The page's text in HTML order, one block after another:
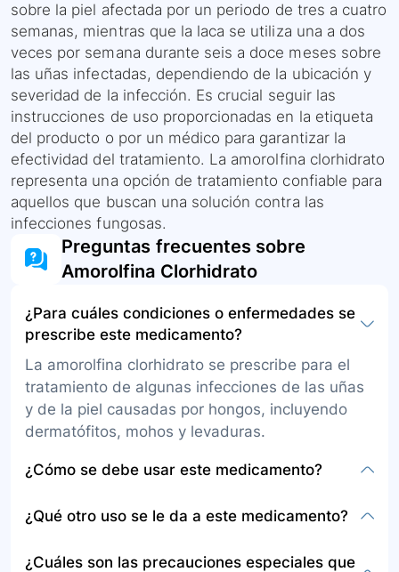
sobre la piel afectada por un periodo de tres a cuatro
semanas, mientras que la laca se utiliza una a dos
veces por semana durante seis a doce meses sobre
las uñas infectadas, dependiendo de la ubicación y
severidad de la infección. Es crucial seguir las
instrucciones de uso proporcionadas en la etiqueta
del producto o por un médico para garantizar la
efectividad del tratamiento. La amorolfina clorhidrato
representa una opción de tratamiento confiable para
aquellos que buscan una solución contra las
infecciones fungosas.
Preguntas frecuentes sobre
Amorolfina Clorhidrato
¿Para cuáles condiciones o enfermedades se
prescribe este medicamento?
La amorolfina clorhidrato se prescribe para el
tratamiento de algunas infecciones de las uñas
y de la piel causadas por hongos, incluyendo
dermatófitos, mohos y levaduras.
¿Cómo se debe usar este medicamento?
aplicar sobre la piel o en laca para las uñas. La
3 a 4 semanas, mientras que la laca se aplica
¿Qué otro uso se le da a este medicamento?
¿Cuáles son las precauciones especiales que